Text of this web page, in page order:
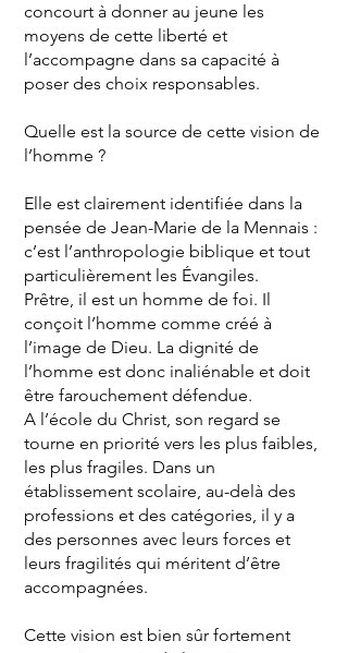
concourt à donner au jeune les
moyens de cette liberté et
l’accompagne dans sa capacité à
poser des choix responsables.
Quelle est la source de cette vision de
l’homme ?
Elle est clairement identifiée dans la
pensée de Jean-Marie de la Mennais :
c’est l’anthropologie biblique et tout
particulièrement les Évangiles.
Prêtre, il est un homme de foi. Il
conçoit l’homme comme créé à
l’image de Dieu. La dignité de
l’homme est donc inaliénable et doit
être farouchement défendue.
A l’école du Christ, son regard se
tourne en priorité vers les plus faibles,
les plus fragiles. Dans un
établissement scolaire, au-delà des
professions et des catégories, il y a
des personnes avec leurs forces et
leurs fragilités qui méritent d’être
accompagnées.
Cette vision est bien sûr fortement